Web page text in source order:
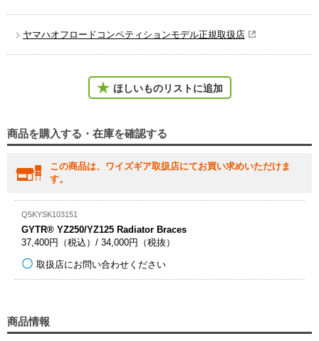
ヤマハオフロードコンペティションモデル正規取扱店
ほしいものリストに追加
商品を購入する・在庫を確認する
この商品は、ワイズギア取扱店にてお買い求めいただけま
す。
Q5KYSK103151
GYTR® YZ250/YZ125 Radiator Braces
37,400円（税込）/ 34,000円（税抜）
取扱店にお問い合わせください
商品情報